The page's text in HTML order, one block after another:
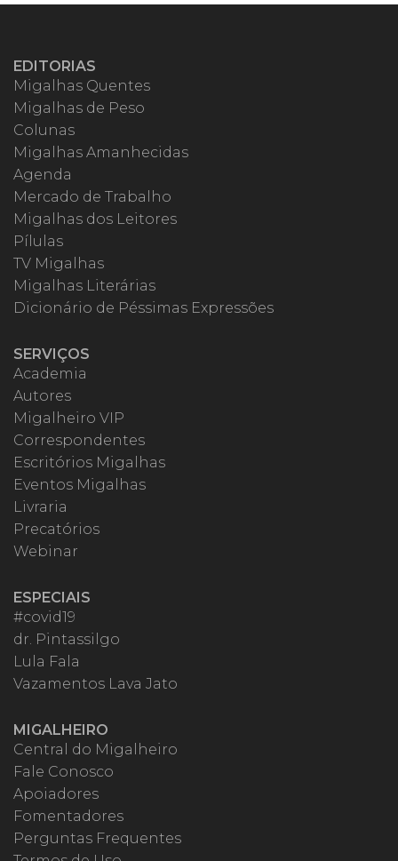
EDITORIAS
Migalhas Quentes
Migalhas de Peso
Colunas
Migalhas Amanhecidas
Agenda
Mercado de Trabalho
Migalhas dos Leitores
Pílulas
TV Migalhas
Migalhas Literárias
Dicionário de Péssimas Expressões
SERVIÇOS
Academia
Autores
Migalheiro VIP
Correspondentes
Escritórios Migalhas
Eventos Migalhas
Livraria
Precatórios
Webinar
ESPECIAIS
#covid19
dr. Pintassilgo
Lula Fala
Vazamentos Lava Jato
MIGALHEIRO
Central do Migalheiro
Fale Conosco
Apoiadores
Fomentadores
Perguntas Frequentes